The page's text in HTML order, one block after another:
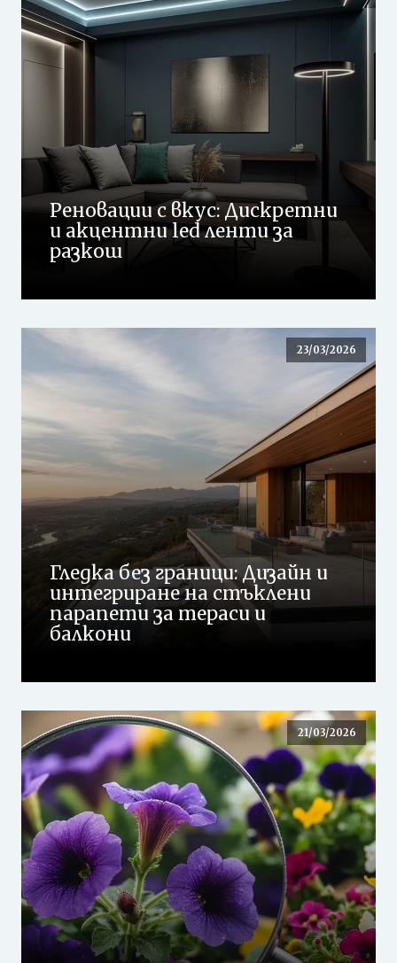
Реновации с вкус: Дискретни
и акцентни led ленти за
разкош
23/03/2026
Гледка без граници: Дизайн и
интегриране на стъклени
парапети за тераси и
балкони
21/03/2026